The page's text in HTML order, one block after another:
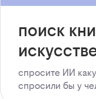
поиск
спросите ИИ
спросили бы у